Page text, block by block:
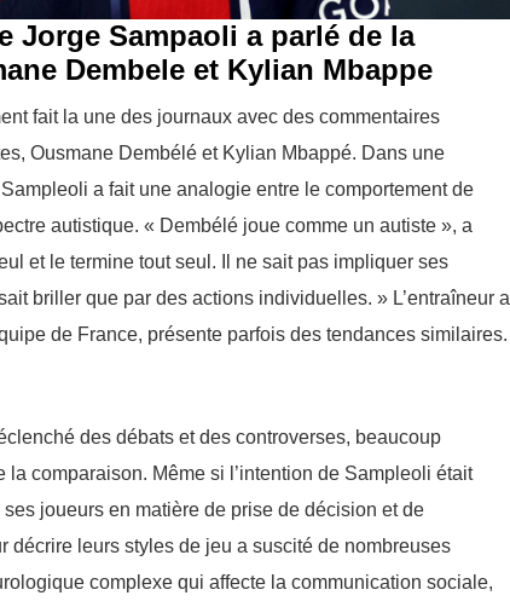
Jorge Sampaoli a parlé de la
Dembele et Kylian Mbappe
fait la une des journaux avec des commentaires
Ousmane Dembélé et Kylian Mbappé. Dans une
a fait une analogie entre le comportement de
autistique. « Dembélé joue comme un autiste », a
et le termine tout seul. Il ne sait pas impliquer ses
briller que par des actions individuelles. » L’entraîneur a
de France, présente parfois des tendances similaires.
des débats et des controverses, beaucoup
comparaison. Même si l’intention de Sampleоli était
joueurs en matière de prise de décision et de
décrire leurs styles de jeu a suscité de nombreuses
complexe qui affecte la communication sociale,